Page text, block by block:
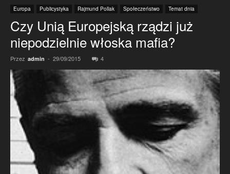
Europa Publicystyka Rajmund Pollak Społeczeństwo Temat dnia
Czy Unią Europejską rządzi już
niepodzielnie włoska mafia?
Przez admin - 29/09/2015 4